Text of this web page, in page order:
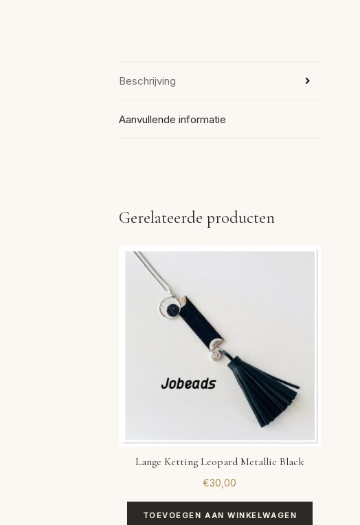
Beschrijving
Aanvullende informatie
Gerelateerde producten
Lange Ketting Leopard Metallic Black
€30,00
TOEVOEGEN AAN WINKELWAGEN